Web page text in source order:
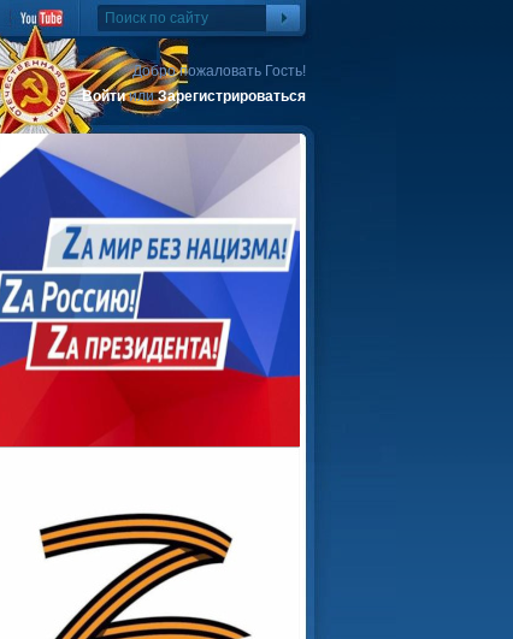
Добро пожаловать Гость!
ВойтиилиЗарегистрироваться